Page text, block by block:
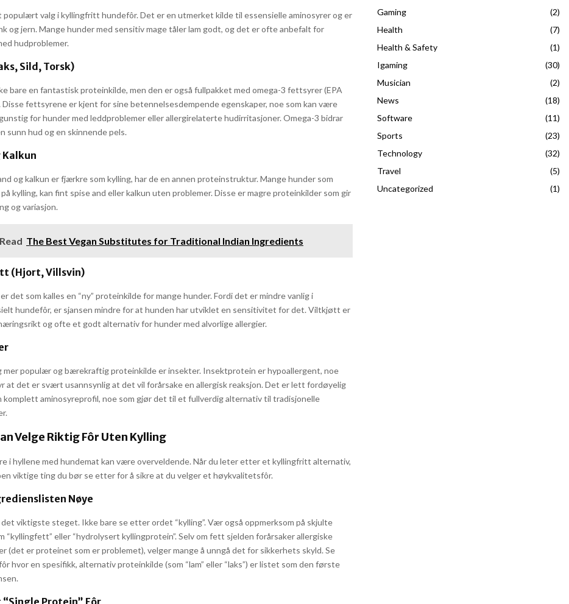
populært valg i kyllingfritt hundefôr. Det er en utmerket kilde til essensielle aminosyrer og er
og jern. Mange hunder med sensitiv mage tåler lam godt, og det er ofte anbefalt for
hudproblemer.
Sild, Torsk)
bare en fantastisk proteinkilde, men den er også fullpakket med omega-3 fettsyrer (EPA
Disse fettsyrene er kjent for sine betennelsesdempende egenskaper, noe som kan være
for hunder med leddproblemer eller allergirelaterte hudirritasjoner. Omega-3 bidrar
sunn hud og en skinnende pels.
Kalkun
og kalkun er fjærkre som kylling, har de en annen proteinstruktur. Mange hunder som
kylling, kan fint spise and eller kalkun uten problemer. Disse er magre proteinkilder som gir
og variasjon.
The Best Vegan Substitutes for Traditional Indian Ingredients
(Hjort, Villsvin)
det som kalles en “ny” proteinkilde for mange hunder. Fordi det er mindre vanlig i
hundefôr, er sjansen mindre for at hunden har utviklet en sensitivitet for det. Viltkjøtt er
og ofte et godt alternativ for hunder med alvorlige allergier.
mer populær og bærekraftig proteinkilde er insekter. Insektprotein er hypoallergent, noe
at det er svært usannsynlig at det vil forårsake en allergisk reaksjon. Det er lett fordøyelig
komplett aminosyreprofil, noe som gjør det til et fullverdig alternativ til tradisjonelle
Velge Riktig Fôr Uten Kylling
i hyllene med hundemat kan være overveldende. Når du leter etter et kyllingfritt alternativ,
viktige ting du bør se etter for å sikre at du velger et høykvalitetsfôr.
Nøye
viktigste steget. Ikke bare se etter ordet “kylling”. Vær også oppmerksom på skjulte
“kyllingfett” eller “hydrolysert kyllingprotein”. Selv om fett sjelden forårsaker allergiske
(det er proteinet som er problemet), velger mange å unngå det for sikkerhets skyld. Se
hvor en spesifikk, alternativ proteinkilde (som “lam” eller “laks”) er listet som den første
“Single Protein” Fôr
Gaming
(2)
Health
(7)
Health & Safety
(1)
Igaming
(30)
Musician
(2)
News
(18)
Software
(11)
Sports
(23)
Technology
(32)
Travel
(5)
Uncategorized
(1)